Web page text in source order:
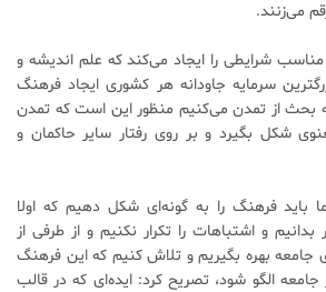
می‌زنند.
شرایطی را ایجاد می‌کند که علم اندیشه و
سرمایه جاودانه هر کشوری ایجاد فرهنگ
بحث از تمدن می‌کنیم منظور این است که تمدن
شکل بگیرد و بر روی رفتار سایر حاکمان و
باید فرهنگ را به گونه‌ای شکل دهیم که اولا
و اشتباهات را تکرار نکنیم و از طرفی از
بهره بگیریم و تلاش کنیم که این فرهنگ
الگو شود، تصریح کرد: ایده‌ای که در قالب